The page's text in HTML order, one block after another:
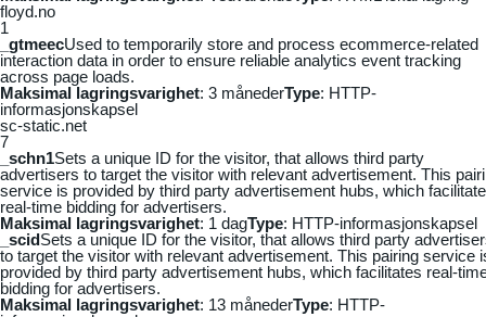
floyd.no
1
_gtmeecUsed to temporarily store and process ecommerce-related
interaction data in order to ensure reliable analytics event tracking
across page loads.
Maksimal lagringsvarighet: 3 månederType: HTTP-
informasjonskapsel
sc-static.net
7
_schn1Sets a unique ID for the visitor, that allows third party
advertisers to target the visitor with relevant advertisement. This
service is provided by third party advertisement hubs, which
real-time bidding for advertisers.
Maksimal lagringsvarighet: 1 dagType: HTTP-informasjonskapsel
_scidSets a unique ID for the visitor, that allows third party
to target the visitor with relevant advertisement. This pairing service
provided by third party advertisement hubs, which facilitates real-
bidding for advertisers.
Maksimal lagringsvarighet: 13 månederType: HTTP-